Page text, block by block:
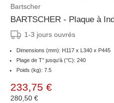
Bartscher
BARTSCHER - Plaque à
1-3 jours ouvrés
Dimensions (mm): H117 x L340 x P445
Plage de T° jusqu'à (°C): 240
Poids (kg): 7.5
233,75 €
280,50 €